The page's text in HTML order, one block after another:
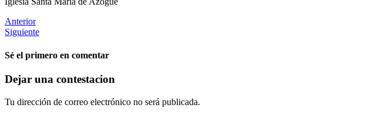
Anterior
Siguiente
Sé el primero en comentar
Dejar una contestacion
Tu dirección de correo electrónico no será publicada.